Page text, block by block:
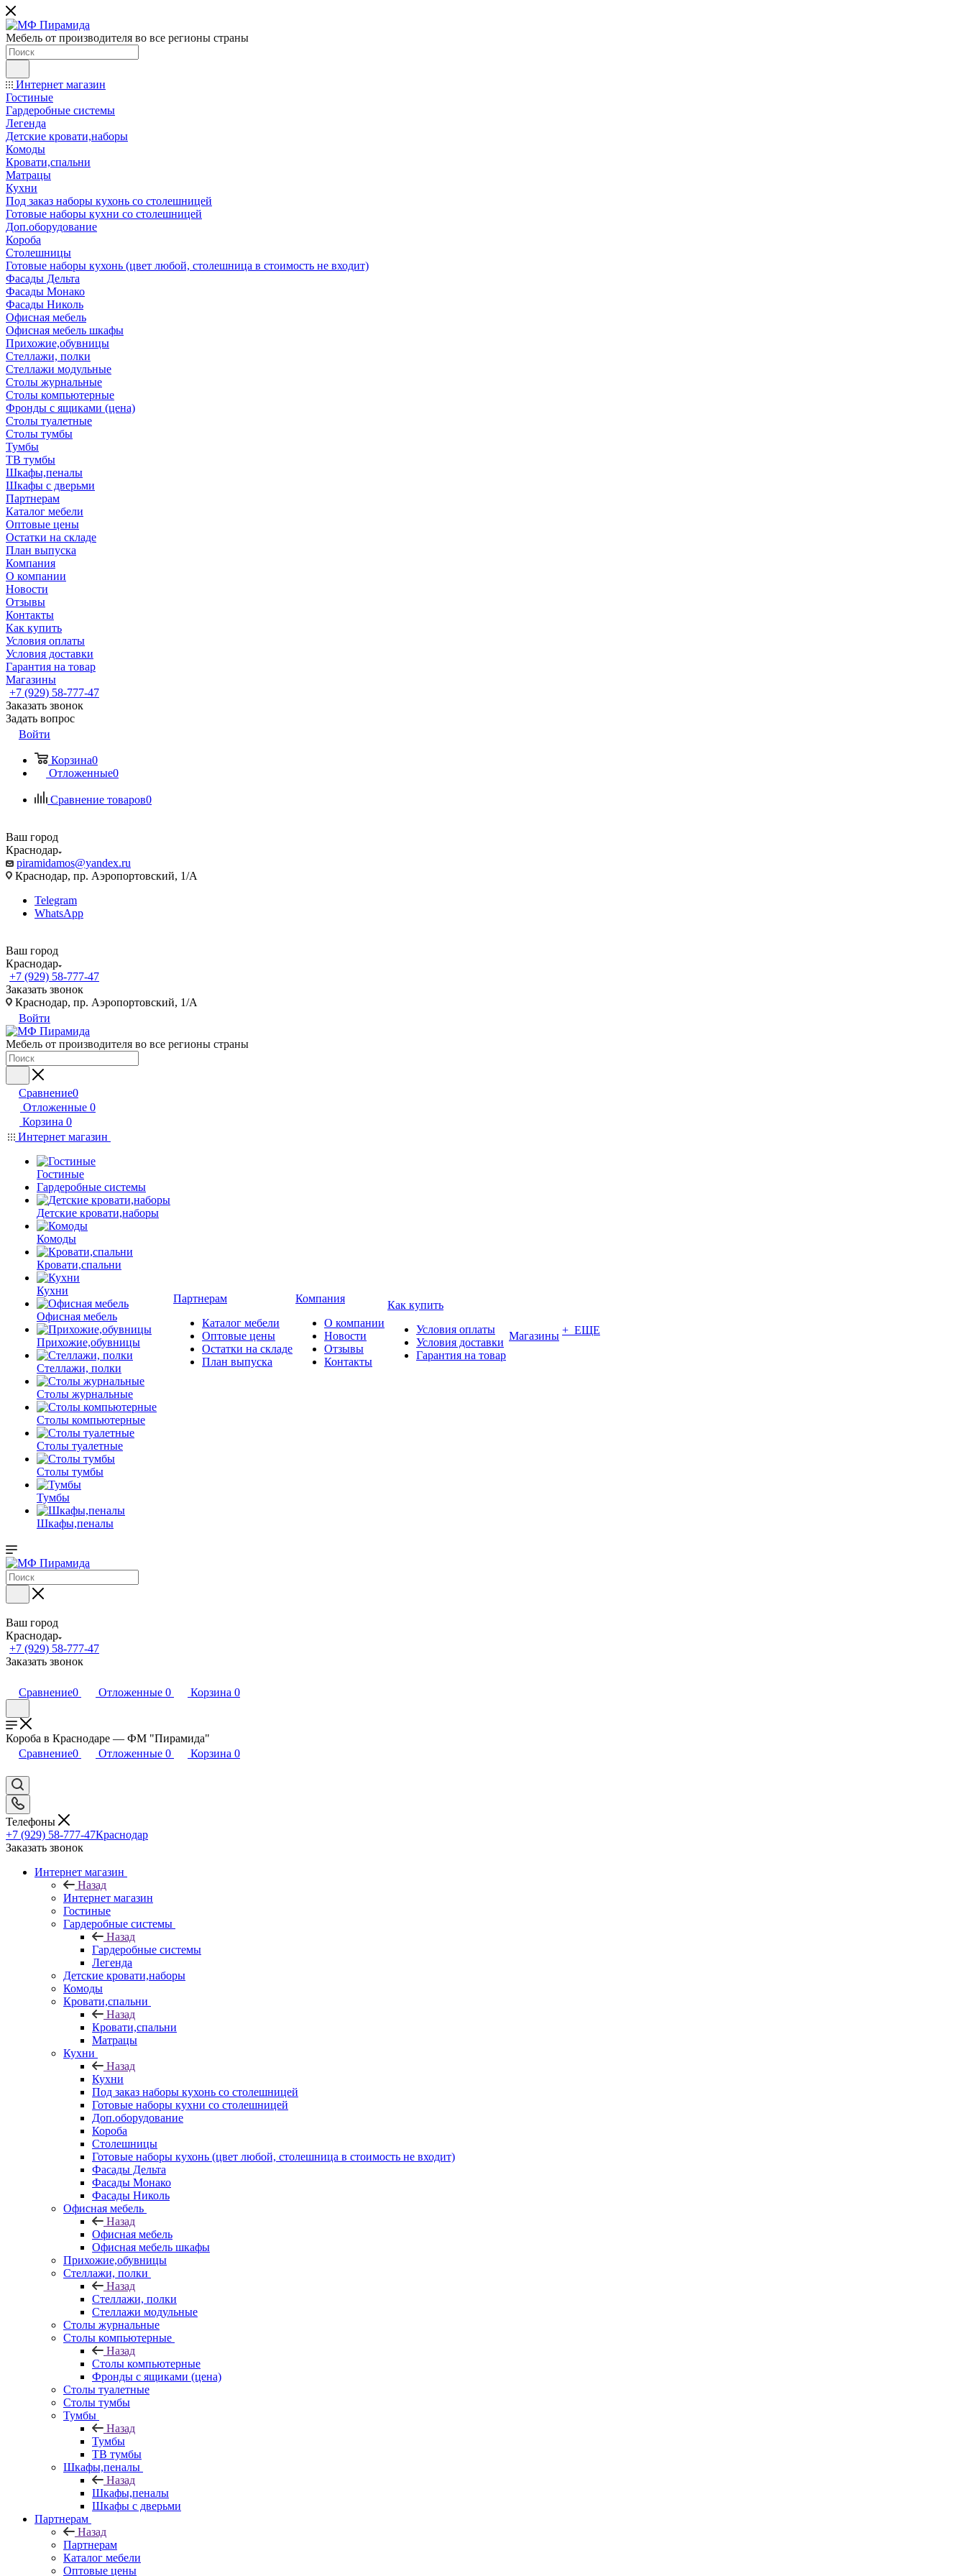
Мебель от производителя во все регионы страны
Интернет магазин
Гостиные
Гардеробные системы
Легенда
Детские кровати,наборы
Комоды
Кровати,спальни
Матрацы
Кухни
Под заказ наборы кухонь со столешницей
Готовые наборы кухни со столешницей
Доп.оборудование
Короба
Столешницы
Готовые наборы кухонь (цвет любой, столешница в стоимость не входит)
Фасады Дельта
Фасады Монако
Фасады Николь
Офисная мебель
Офисная мебель шкафы
Прихожие,обувницы
Стеллажи, полки
Стеллажи модульные
Столы журнальные
Столы компьютерные
Фронды с ящиками (цена)
Столы туалетные
Столы тумбы
Тумбы
ТВ тумбы
Шкафы,пеналы
Шкафы с дверьми
Партнерам
Каталог мебели
Оптовые цены
Остатки на складе
План выпуска
Компания
О компании
Новости
Отзывы
Контакты
Как купить
Условия оплаты
Условия доставки
Гарантия на товар
Магазины
+7 (929) 58-777-47
Заказать звонок
Задать вопрос
Войти
Корзина0
Отложенные0
Сравнение товаров0
Ваш город
Краснодар
piramidamos@yandex.ru
Краснодар, пр. Аэропортовский, 1/А
Telegram
WhatsApp
Ваш город
Краснодар
+7 (929) 58-777-47
Заказать звонок
Краснодар, пр. Аэропортовский, 1/А
Войти
Мебель от производителя во все регионы страны
Сравнение0
Отложенные 0
Корзина 0
Интернет магазин
Гостиные
Гардеробные системы
Детские кровати,наборы
Комоды
Кровати,спальни
Кухни
Офисная мебель
Прихожие,обувницы
Стеллажи, полки
Столы журнальные
Столы компьютерные
Столы туалетные
Столы тумбы
Тумбы
Шкафы,пеналы
Партнерам
Каталог мебели
Оптовые цены
Остатки на складе
План выпуска
Компания
О компании
Новости
Отзывы
Контакты
Как купить
Условия оплаты
Условия доставки
Гарантия на товар
Магазины + ЕЩЕ
Ваш город
Краснодар
+7 (929) 58-777-47
Заказать звонок
Сравнение0 Отложенные 0 Корзина 0
Короба в Краснодаре — ФМ "Пирамида"
Сравнение0 Отложенные 0 Корзина 0
Телефоны
+7 (929) 58-777-47Краснодар
Заказать звонок
Интернет магазин
Назад
Интернет магазин
Гостиные
Гардеробные системы
Назад
Гардеробные системы
Легенда
Детские кровати,наборы
Комоды
Кровати,спальни
Назад
Кровати,спальни
Матрацы
Кухни
Назад
Кухни
Под заказ наборы кухонь со столешницей
Готовые наборы кухни со столешницей
Доп.оборудование
Короба
Столешницы
Готовые наборы кухонь (цвет любой, столешница в стоимость не входит)
Фасады Дельта
Фасады Монако
Фасады Николь
Офисная мебель
Назад
Офисная мебель
Офисная мебель шкафы
Прихожие,обувницы
Стеллажи, полки
Назад
Стеллажи, полки
Стеллажи модульные
Столы журнальные
Столы компьютерные
Назад
Столы компьютерные
Фронды с ящиками (цена)
Столы туалетные
Столы тумбы
Тумбы
Назад
Тумбы
ТВ тумбы
Шкафы,пеналы
Назад
Шкафы,пеналы
Шкафы с дверьми
Партнерам
Назад
Партнерам
Каталог мебели
Оптовые цены